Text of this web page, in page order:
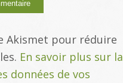
Akismet pour réduire
En savoir plus sur la
données de vos